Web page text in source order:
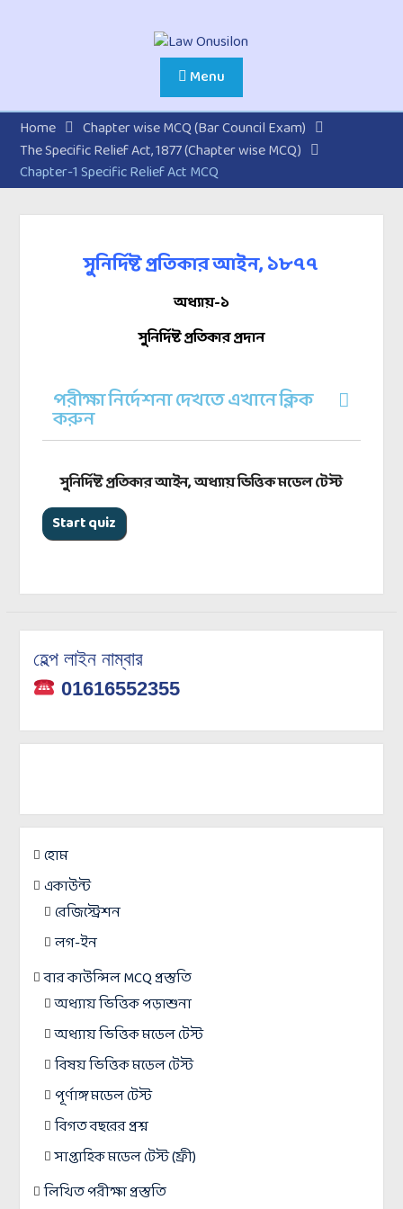
Menu
Home
Chapter wise MCQ (Bar Council Exam)
The Specific Relief Act, 1877 (Chapter wise MCQ)
Chapter-1 Specific Relief Act MCQ
সুনির্দিষ্ট প্রতিকার আইন, ১৮৭৭
অধ্যায়-১
সুনির্দিষ্ট প্রতিকার প্রদান
পরীক্ষা নির্দেশনা দেখতে এখানে ক্লিক
করুন
সুনির্দিষ্ট প্রতিকার আইন, অধ্যায় ভিত্তিক মডেল টেস্ট
হেল্প লাইন নাম্বার
01616552355
হোম
একাউন্ট
রেজিস্ট্রেশন
লগ-ইন
বার কাউন্সিল MCQ প্রস্তুতি
অধ্যায় ভিত্তিক পড়াশুনা
অধ্যায় ভিত্তিক মডেল টেস্ট
বিষয় ভিত্তিক মডেল টেস্ট
পূর্ণাঙ্গ মডেল টেস্ট
বিগত বছরের প্রশ্ন
সাপ্তাহিক মডেল টেস্ট (ফ্রী)
লিখিত পরীক্ষা প্রস্তুতি